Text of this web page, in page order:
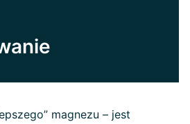
magnezu – jest